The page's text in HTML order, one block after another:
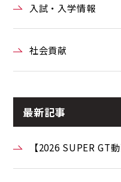
入試・入学情報
社会貢献
最新記事
【2026 SUPER GT